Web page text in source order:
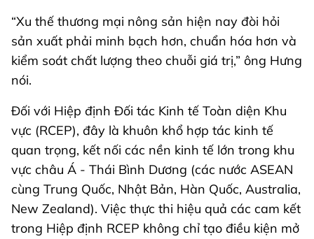
“Xu thế thương mại nông sản hiện nay đòi hỏi
sản xuất phải minh bạch hơn, chuẩn hóa hơn và
kiểm soát chất lượng theo chuỗi giá trị,” ông Hưng
nói.
Đối với Hiệp định Đối tác Kinh tế Toàn diện Khu
vực (RCEP), đây là khuôn khổ hợp tác kinh tế
quan trọng, kết nối các nền kinh tế lớn trong khu
vực châu Á - Thái Bình Dương (các nước ASEAN
cùng Trung Quốc, Nhật Bản, Hàn Quốc, Australia,
New Zealand). Việc thực thi hiệu quả các cam kết
trong Hiệp định RCEP không chỉ tạo điều kiện mở